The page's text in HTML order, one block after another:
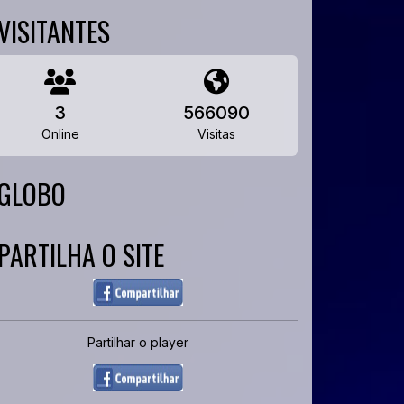
3
Online
566090
Visitas
O SITE
Partilhar o player